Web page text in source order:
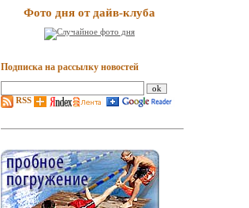
Фото дня от дайв-клуба
Подписка на рассылку новостей
RSS